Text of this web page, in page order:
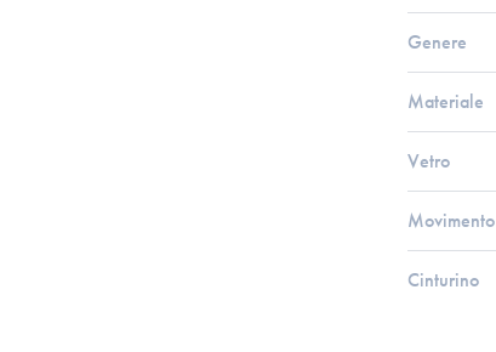
Genere
Materiale
Vetro
Movimento
Cinturino